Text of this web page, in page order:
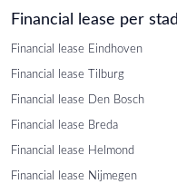
Financial lease per stad
Financial lease Eindhoven
Financial lease Tilburg
Financial lease Den Bosch
Financial lease Breda
Financial lease Helmond
Financial lease Nijmegen